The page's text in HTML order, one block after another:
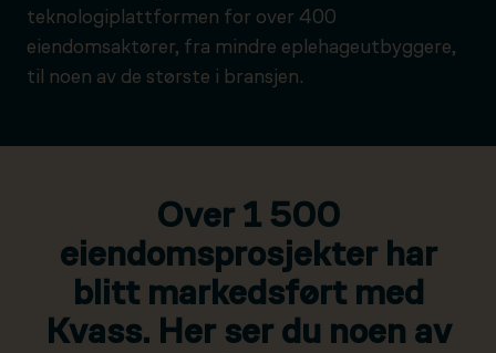
teknologiplattformen for over 400
eiendomsaktører, fra mindre eplehageutbyggere,
til noen av de største i bransjen.
Over 1 500
eiendomsprosjekter har
blitt markedsført med
Kvass. Her ser du noen av